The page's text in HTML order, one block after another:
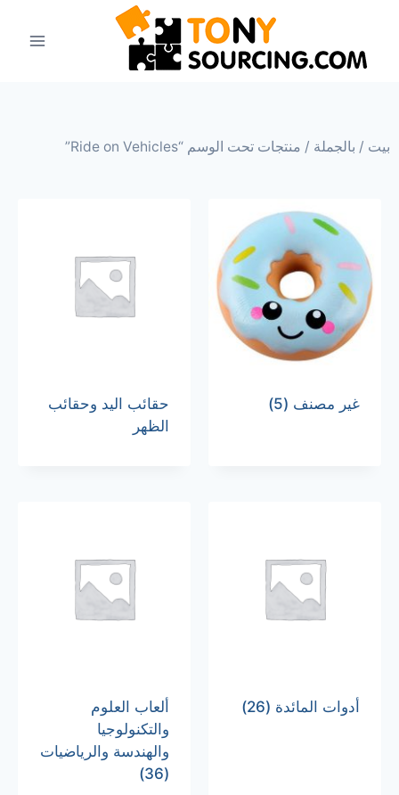
بيت / بالجملة / منتجات تحت الوسم “Ride on Vehicles”
غير مصنف (5)
حقائب اليد وحقائب
الظهر
أدوات المائدة (26)
ألعاب العلوم
والتكنولوجيا
والهندسة والرياضيات
(36)